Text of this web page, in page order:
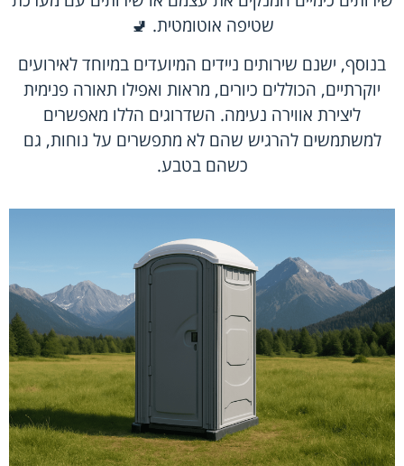
שטיפה אוטומטית. 🚽
בנוסף, ישנם שירותים ניידים המיועדים במיוחד לאירועים
יוקרתיים, הכוללים כיורים, מראות ואפילו תאורה פנימית
ליצירת אווירה נעימה. השדרוגים הללו מאפשרים
למשתמשים להרגיש שהם לא מתפשרים על נוחות, גם
כשהם בטבע.